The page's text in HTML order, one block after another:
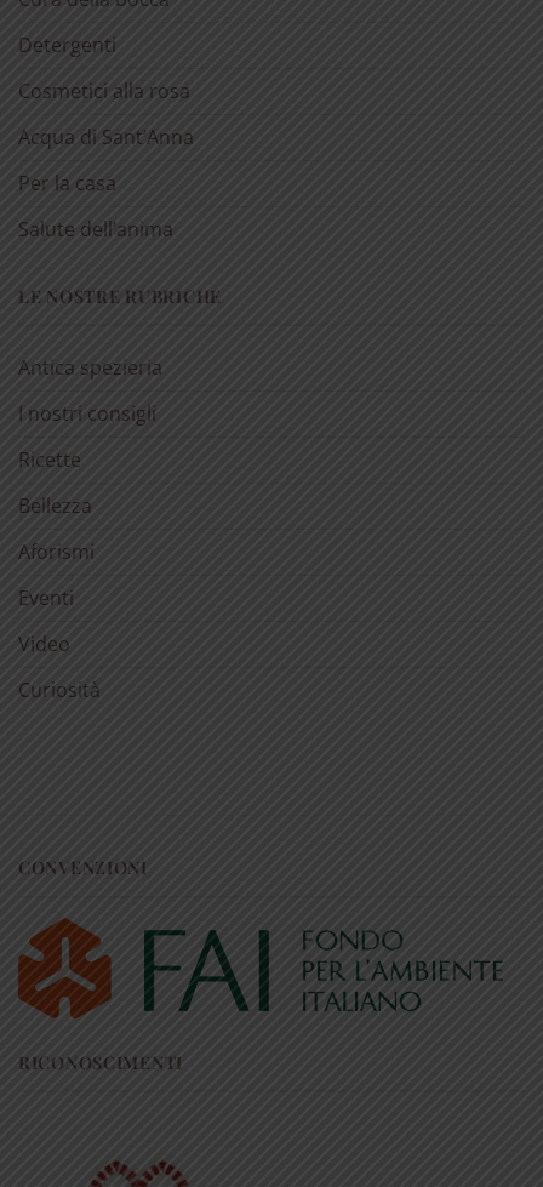
Detergenti
Cosmetici alla rosa
Acqua di Sant’Anna
Per la casa
Salute dell’anima
LE NOSTRE RUBRICHE
Antica spezieria
I nostri consigli
Ricette
Bellezza
Aforismi
Eventi
Video
Curiosità
CONVENZIONI
RICONOSCIMENTI